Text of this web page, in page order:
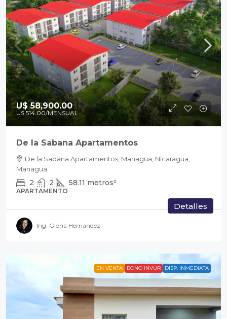
U$ 58,900.00
U$ 514.00/MENSUAL
De la Sabana Apartamentos
De la Sabana Apartamentos, Managua, Nicaragua,
Managua
2 2 58.11 metros²
APARTAMENTO
Detalles
Ing. Gloria Hernández
EN VENTA BONO INVUR DISP. INMEDIATA